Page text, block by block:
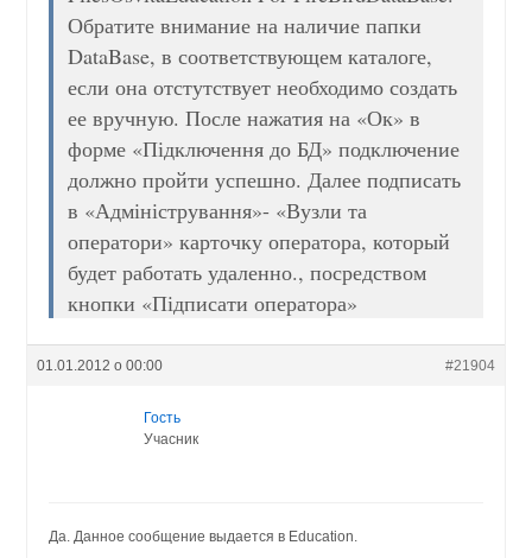
Обратите внимание на наличие папки
DataBase, в соответствующем каталоге,
если она отстутствует необходимо создать
ее вручную. После нажатия на «Ок» в
форме «Підключення до БД» подключение
должно пройти успешно. Далее подписать
в «Адміністрування»- «Вузли та
оператори» карточку оператора, который
будет работать удаленно., посредством
кнопки «Підписати оператора»
01.01.2012 о 00:00 #21904
Гость
Учасник
Да. Данное сообщение выдается в Education.